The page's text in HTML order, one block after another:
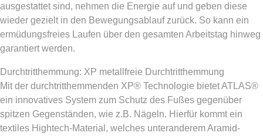
ausgestattet sind, nehmen die Energie auf und geben diese
wieder gezielt in den Bewegungsablauf zurück. So kann ein
ermüdungsfreies Laufen über den gesamten Arbeitstag hinweg
garantiert werden.
Durchtritthemmung: XP metallfreie Durchtritthemmung
Mit der durchtritthemmenden XP® Technologie bietet ATLAS®
ein innovatives System zum Schutz des Fußes gegenüber
spitzen Gegenständen, wie z.B. Nägeln. Hierfür kommt ein
textiles Hightech-Material, welches unteranderem Aramid-